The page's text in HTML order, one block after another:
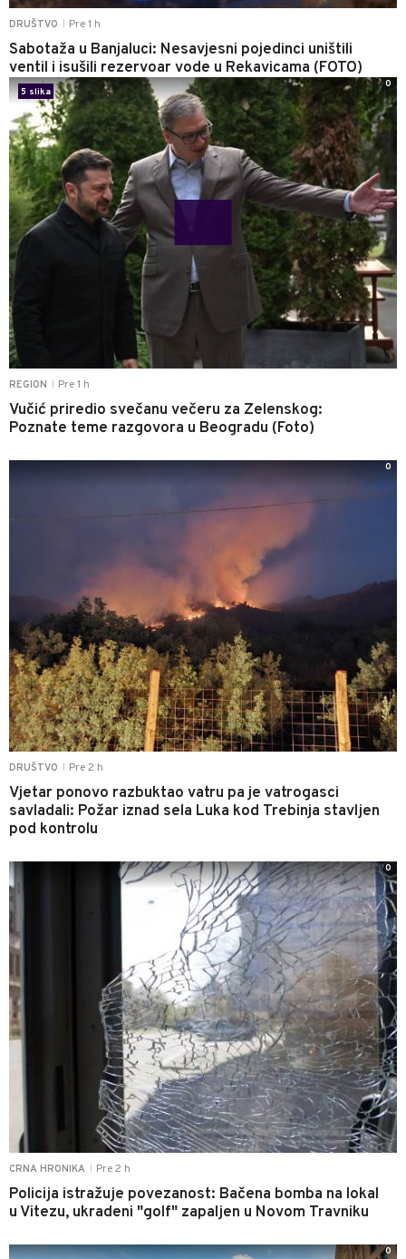
DRUŠTVO Pre 1 h
Sabotaža u Banjaluci: Nesavjesni pojedinci uništili
ventil i isušili rezervoar vode u Rekavicama (FOTO)
REGION Pre 1 h
Vučić priredio svečanu večeru za Zelenskog:
Poznate teme razgovora u Beogradu (Foto)
5 slika
0
DRUŠTVO Pre 2 h
Vjetar ponovo razbuktao vatru pa je vatrogasci
savladali: Požar iznad sela Luka kod Trebinja stavljen
pod kontrolu
0
CRNA HRONIKA Pre 2 h
Policija istražuje povezanost: Bačena bomba na lokal
u Vitezu, ukradeni "golf" zapaljen u Novom Travniku
0
0